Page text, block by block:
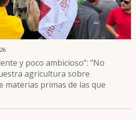
y poco ambicioso”: “No
agricultura sobre
primas de las que